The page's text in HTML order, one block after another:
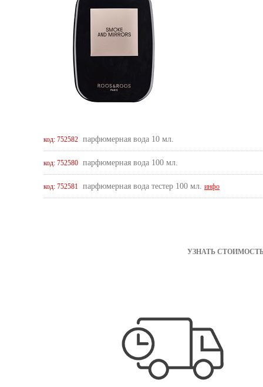
код: 752582 парфюмерная вода 10 мл.
код: 752580 парфюмерная вода 100 мл.
код: 752581 парфюмерная вода тестер 100 мл. инфо
УЗНАТЬ